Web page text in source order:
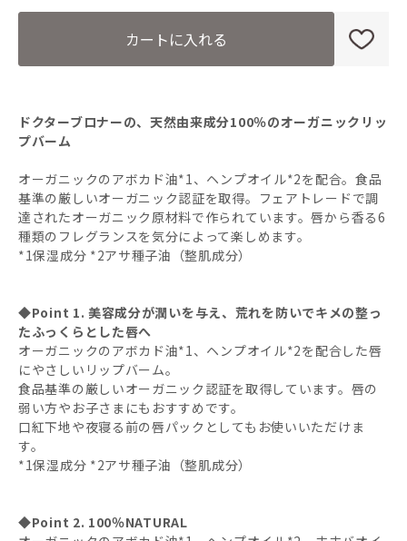
OR(オレンジジンジャー)
BA(ベビーマイルド) 無香料
カートに入れる
ドクターブロナーの、天然由来成分100％のオーガニックリッ
プバーム
オーガニックのアボカド油*1、ヘンプオイル*2を配合。食品
基準の厳しいオーガニック認証を取得。フェアトレードで調
達されたオーガニック原材料で作られています。唇から香る6
種類のフレグランスを気分によって楽しめます。
*1保湿成分 *2アサ種子油（整肌成分）
◆Point 1. 美容成分が潤いを与え、荒れを防いでキメの整っ
たふっくらとした唇へ
オーガニックのアボカド油*1、ヘンプオイル*2を配合した唇
にやさしいリップバーム。
食品基準の厳しいオーガニック認証を取得しています。唇の
弱い方やお子さまにもおすすめです。
口紅下地や夜寝る前の唇パックとしてもお使いいただけま
す。
*1保湿成分 *2アサ種子油（整肌成分）
◆Point 2. 100％NATURAL